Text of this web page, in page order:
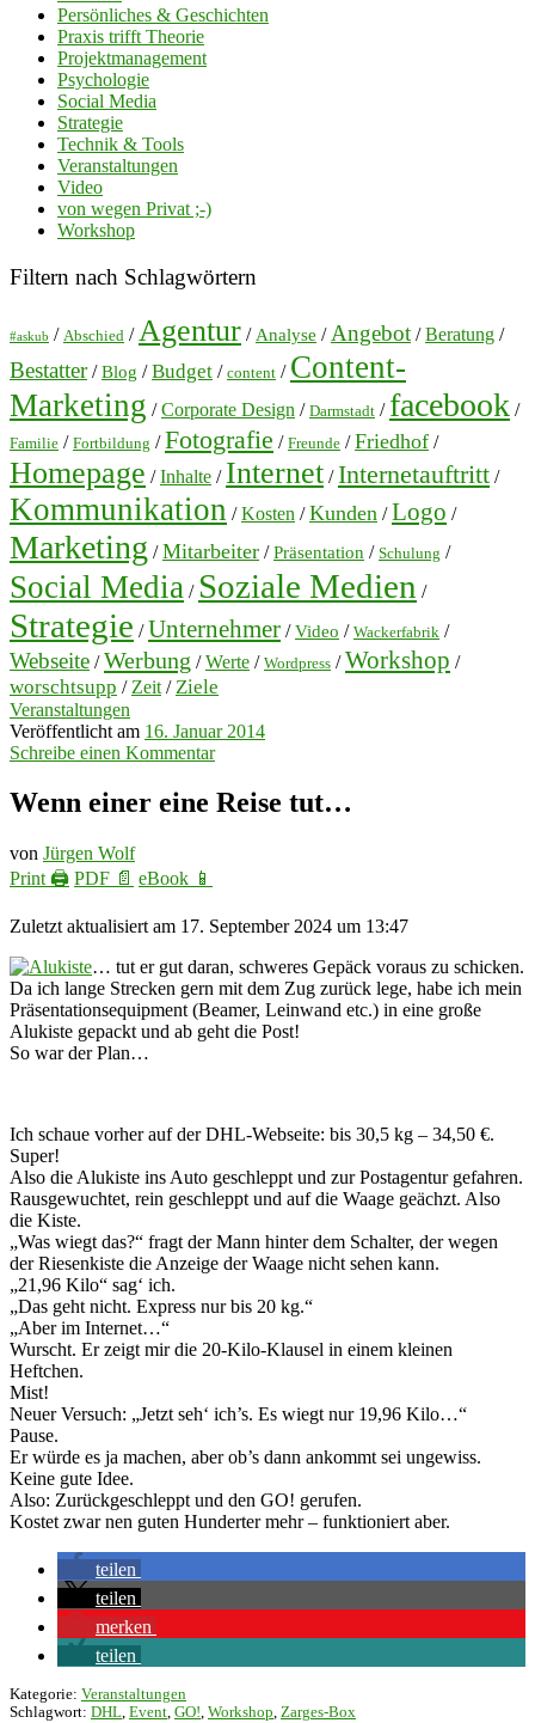
Persönliches & Geschichten
Praxis trifft Theorie
Projektmanagement
Psychologie
Social Media
Strategie
Technik & Tools
Veranstaltungen
Video
von wegen Privat ;-)
Workshop
Filtern nach Schlagwörtern
#askub / Abschied / Agentur / Analyse / Angebot /Beratung /
Bestatter/Blog /Budget / content / Content-
Marketing /Corporate Design / Darmstadt / facebook /
Familie / Fortbildung /Fotografie / Freunde /Friedhof /
Homepage /Inhalte / Internet /Internetauftritt /
Kommunikation /Kosten /Kunden /Logo /
Marketing /Mitarbeiter /Präsentation / Schulung /
Social Media / Soziale Medien /
Strategie /Unternehmer /Video / Wackerfabrik /
Webseite /Werbung /Werte / Wordpress /Workshop /
worschtsupp / Zeit / Ziele
Veranstaltungen
Veröffentlicht am 16. Januar 2014
Schreibe einen Kommentar
Wenn einer eine Reise tut…
von Jürgen Wolf
Print 🖨 PDF 📄 eBook 📱
Zuletzt aktualisiert am 17. September 2024 um 13:47
… tut er gut daran, schweres Gepäck voraus zu schicken.
Da ich lange Strecken gern mit dem Zug zurück lege, habe ich mein
Präsentationsequipment (Beamer, Leinwand etc.) in eine große
Alukiste gepackt und ab geht die Post!
So war der Plan…
Ich schaue vorher auf der DHL-Webseite: bis 30,5 kg – 34,50 €.
Super!
Also die Alukiste ins Auto geschleppt und zur Postagentur gefahren.
Rausgewuchtet, rein geschleppt und auf die Waage geächzt. Also
die Kiste.
„Was wiegt das?“ fragt der Mann hinter dem Schalter, der wegen
der Riesenkiste die Anzeige der Waage nicht sehen kann.
„21,96 Kilo“ sag‘ ich.
„Das geht nicht. Express nur bis 20 kg.“
„Aber im Internet…“
Wurscht. Er zeigt mir die 20-Kilo-Klausel in einem kleinen
Heftchen.
Mist!
Neuer Versuch: „Jetzt seh‘ ich’s. Es wiegt nur 19,96 Kilo…“
Pause.
Er würde es ja machen, aber ob’s dann ankommt sei ungewiss.
Keine gute Idee.
Also: Zurückgeschleppt und den GO! gerufen.
Kostet zwar nen guten Hunderter mehr – funktioniert aber.
teilen
teilen
merken
teilen
Kategorie: Veranstaltungen
Schlagwort: DHL, Event, GO!, Workshop, Zarges-Box